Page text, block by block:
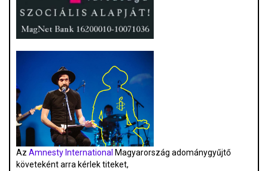
Az Amnesty International Magyarország adománygyűjtő
követeként arra kérlek titeket,